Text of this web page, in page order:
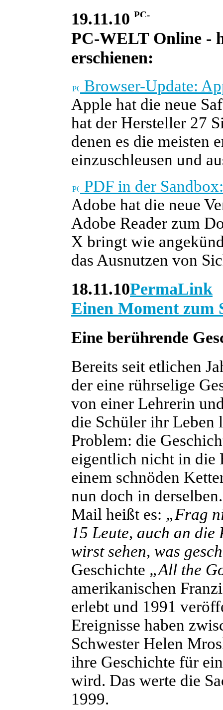
19.11.10
PC-WELT Online -
erschienen:
Browser-Update:
Apple hat die neue
hat der Hersteller 27
denen es die meisten
einzuschleusen und
PDF in der
Adobe hat die neue
Adobe Reader zum
X bringt wie
das Ausnutzen von
18.11.10PermaLink
Einen Moment zum
Eine berührende
Bereits seit etlichen
der eine rührselige
von einer Lehrerin
die Schüler ihr Leben
Problem: die
eigentlich nicht in die
einem schnöden
nun doch in
Mail heißt es: „Frag
15 Leute, auch an die
wirst sehen, was
Geschichte „All the
amerikanischen
erlebt und 1991
Ereignisse haben
Schwester Helen
ihre Geschichte für
wird. Das werte die
1999.